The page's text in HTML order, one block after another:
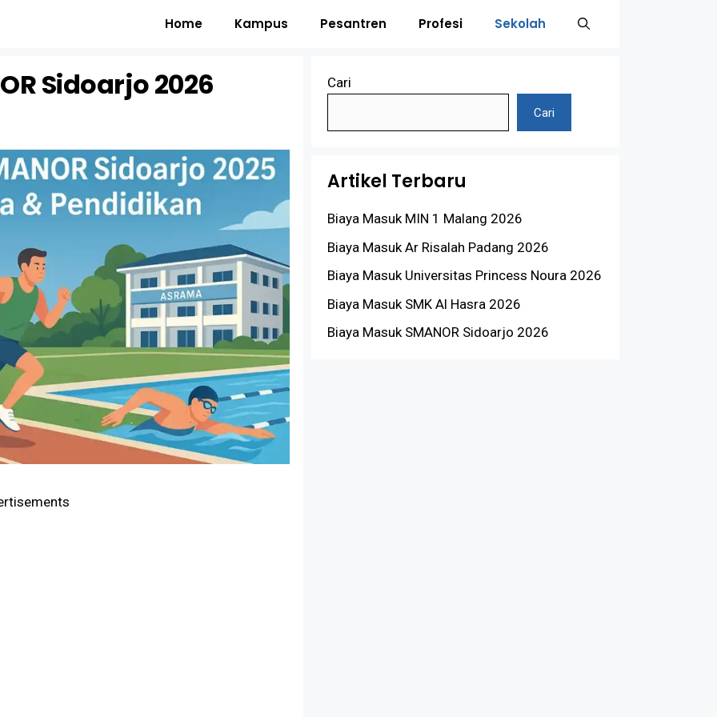
Home Kampus Pesantren Profesi Sekolah
Sidoarjo 2026 Cari
Cari
Artikel Terbaru
Biaya Masuk MIN 1 Malang 2026
Biaya Masuk Ar Risalah Padang 2026
Biaya Masuk Universitas Princess Noura 2026
Biaya Masuk SMK Al Hasra 2026
Biaya Masuk SMANOR Sidoarjo 2026